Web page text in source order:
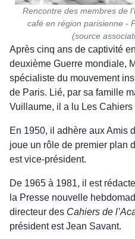
Rencontre des membres de
café en région parisienne -
(source
Après cinq ans de captivité
deuxième Guerre mondiale,
spécialiste du mouvement
de Paris. Lié, par sa famille
Vuillaume, il a lu Les
En 1950, il adhère aux Amis
joue un rôle de premier plan
est vice-président.
De 1965 à 1981, il est
la Presse nouvelle
directeur des Cahiers de
président est Jean Savant.